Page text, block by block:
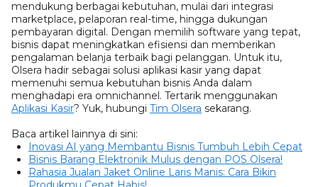
mendukung berbagai kebutuhan, mulai dari integrasi
marketplace, pelaporan real-time, hingga dukungan
pembayaran digital. Dengan memilih software yang tepat,
bisnis dapat meningkatkan efisiensi dan memberikan
pengalaman belanja terbaik bagi pelanggan. Untuk itu,
Olsera hadir sebagai solusi aplikasi kasir yang dapat
memenuhi semua kebutuhan bisnis Anda dalam
menghadapi era omnichannel. Tertarik menggunakan
Aplikasi Kasir? Yuk, hubungi Tim Olsera sekarang.
Baca artikel lainnya di sini:
Inovasi AI yang Membantu Bisnis Tumbuh Lebih Cepat
Bisnis Barang Elektronik Mulus dengan POS Olsera!
Rahasia Jualan Jaket Online Laris Manis: Cara Bikin